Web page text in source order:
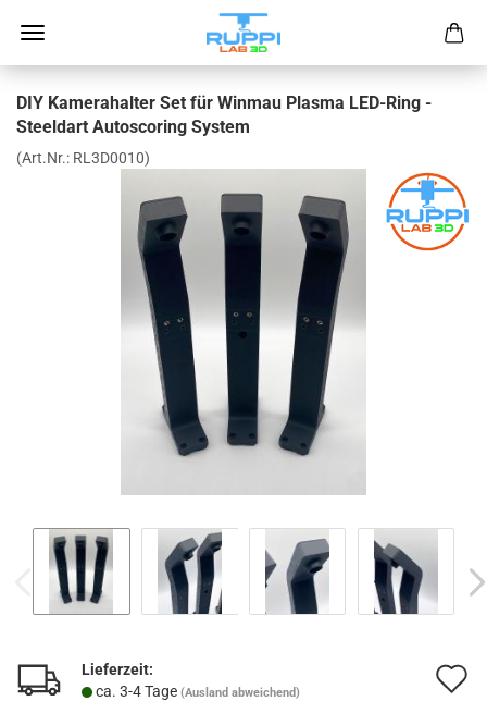
DIY Kamerahalter Set für Winmau Plasma LED-Ring -
Steeldart Autoscoring System
(Art.Nr.: RL3D0010)
Lieferzeit:
ca. 3-4 Tage (Ausland abweichend)